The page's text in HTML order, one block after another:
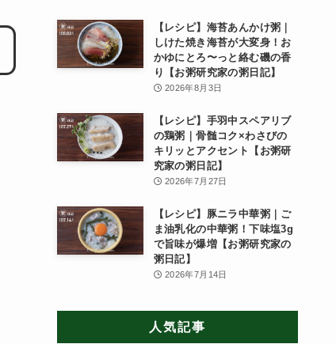
【レシピ】海苔あんかけ粥｜
しけた焼き海苔が大変身！お
かゆにとろ〜っと絡む磯の香
り【お粥研究家の粥日記】
2026年8月3日
【レシピ】手羽中スペアリブ
の鶏粥｜骨髄コク×わさびの
キリッとアクセント【お粥研
究家の粥日記】
2026年7月27日
【レシピ】豚ニラ中華粥｜ご
ま油乳化の中華粥！下味塩3g
で旨味が爆増【お粥研究家の
粥日記】
2026年7月14日
人気記事